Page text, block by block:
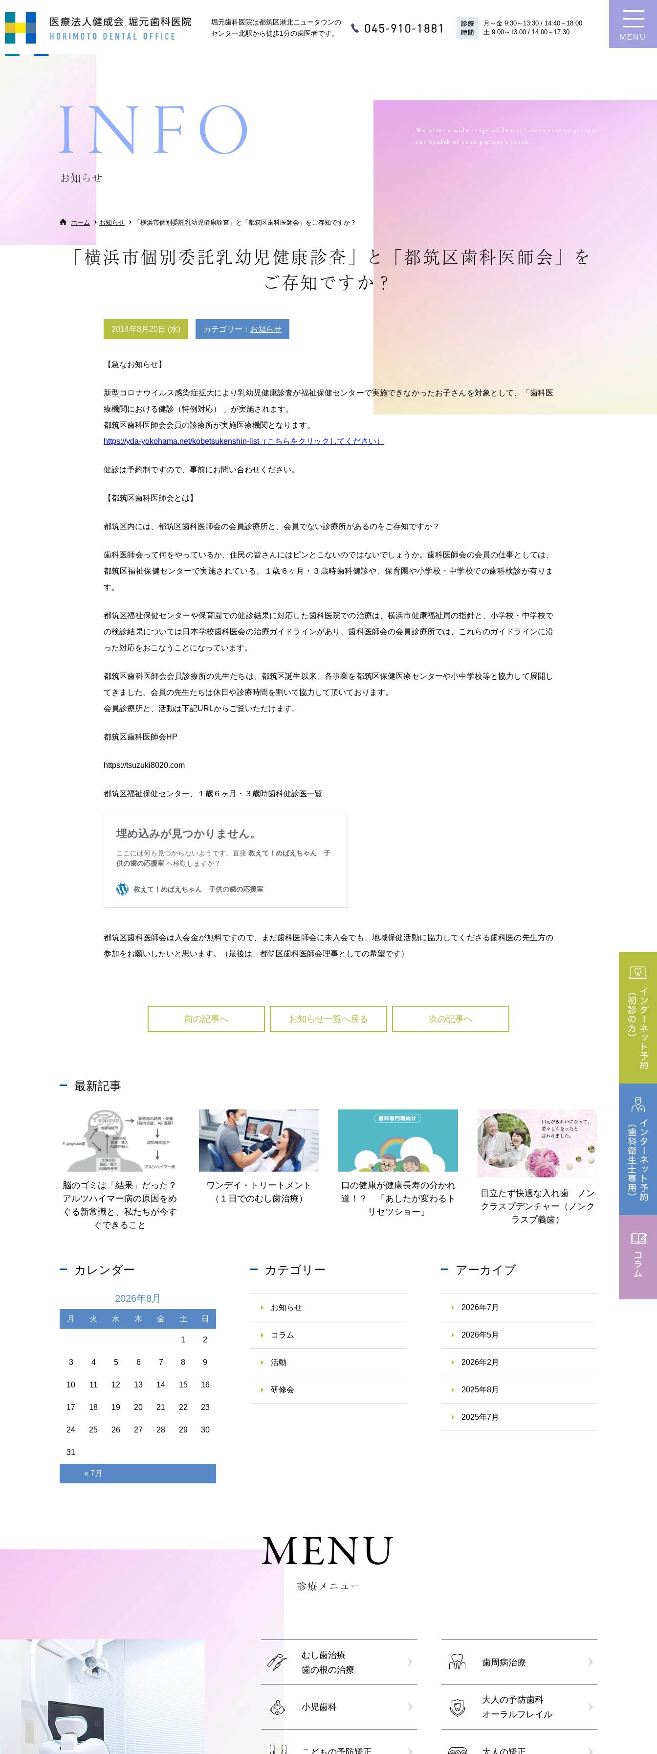
堀元歯科医院は都筑区港北ニュータウンのセンター北駅から徒歩1分の歯医者です。
月～金 9:30～13:30 / 14:40～18:00
堀元歯科医院は都筑区港北ニュータウンの
センター北駅から徒歩1分の歯医者です。
月～金 9:30～13:30 / 14:40～18:00
土 9:00～13:00 / 14:00～17:30
MENU
STAFF
お知らせ
コラム COLUMN
インターネット予約 （初診の方） FIRST RESERVE
インターネット予約 （歯科衛生士専用） HYGIENIST RESERVE
こどもの予防矯正 大人の矯正
入れ歯治療 インプラント治療
セラミック
ホワイトニング
訪問歯科診療
INFO
お知らせ
ホーム お知らせ 「横浜市個別委託乳幼児健康診査」と「都筑区歯科医師会」をご存知ですか？
「横浜市個別委託乳幼児健康診査」と「都筑区歯科医師会」を
ご存知ですか？
2014年8月20日 (水) カテゴリー： お知らせ
【急なお知らせ】
新型コロナウイルス感染症拡大により乳幼児健康診査が福祉保健センターで実施できなかったお子さんを対象として、「歯科医
療機関における健診（特例対応） 」が実施されます。
都筑区歯科医師会会員の診療所が実施医療機関となります。
https://yda-yokohama.net/kobetsukenshin-list（こちらをクリックしてください）
健診は予約制ですので、事前にお問い合わせください。
【都筑区歯科医師会とは】
都筑区内には、都筑区歯科医師会の会員診療所と、会員でない診療所があるのをご存知ですか？
歯科医師会って何をやっているか、住民の皆さんにはピンとこないのではないでしょうか。歯科医師会の会員の仕事としては、
都筑区福祉保健センターで実施されている、１歳６ヶ月・３歳時歯科健診や、保育園や小学校・中学校での歯科検診が有りま
す。
都筑区福祉保健センターや保育園での健診結果に対応した歯科医院での治療は、横浜市健康福祉局の指針と、小学校・中学校で
の検診結果については日本学校歯科医会の治療ガイドラインがあり、歯科医師会の会員診療所では、これらのガイドラインに沿
った対応をおこなうことになっています。
都筑区歯科医師会会員診療所の先生たちは、都筑区誕生以来、各事業を都筑区保健医療センターや小中学校等と協力して展開し
てきました。会員の先生たちは休日や診療時間を割いて協力して頂いております。
会員診療所と、活動は下記URLからご覧いただけます。
都筑区歯科医師会HP
https://tsuzuki8020.com
都筑区福祉保健センター、１歳６ヶ月・３歳時歯科健診医一覧
都筑区歯科医師会は入会金が無料ですので、まだ歯科医師会に未入会でも、地域保健活動に協力してくださる歯科医の先生方の
参加をお願いしたいと思います。（最後は、都筑区歯科医師会理事としての希望です）
前の記事へ お知らせ一覧へ戻る 次の記事へ
カレンダー
2026年8月
月 火 水 木 金 土 日
« 7月
1 2
3 4 5 6 7 8 9
10 11 12 13 14 15 16
17 18 19 20 21 22 23
24 25 26 27 28 29 30
31
最新記事
脳のゴミは「結果」だった？
アルツハイマー病の原因をめ
ぐる新常識と、私たちが今す
ぐできること
ワンデイ・トリートメント
（１日でのむし歯治療）
口の健康が健康長寿の分かれ
道！？ 「あしたが変わるト
リセツショー」
目立たず快適な入れ歯 ノン
クラスプデンチャー（ノンク
ラスプ義歯）
カテゴリー
お知らせ
コラム
活動
研修会
アーカイブ
2026年7月
2026年5月
2026年2月
2025年8月
2025年7月
MENU
診療メニュー
むし歯治療
歯の根の治療
歯周病治療
小児歯科
大人の予防歯科
オーラルフレイル